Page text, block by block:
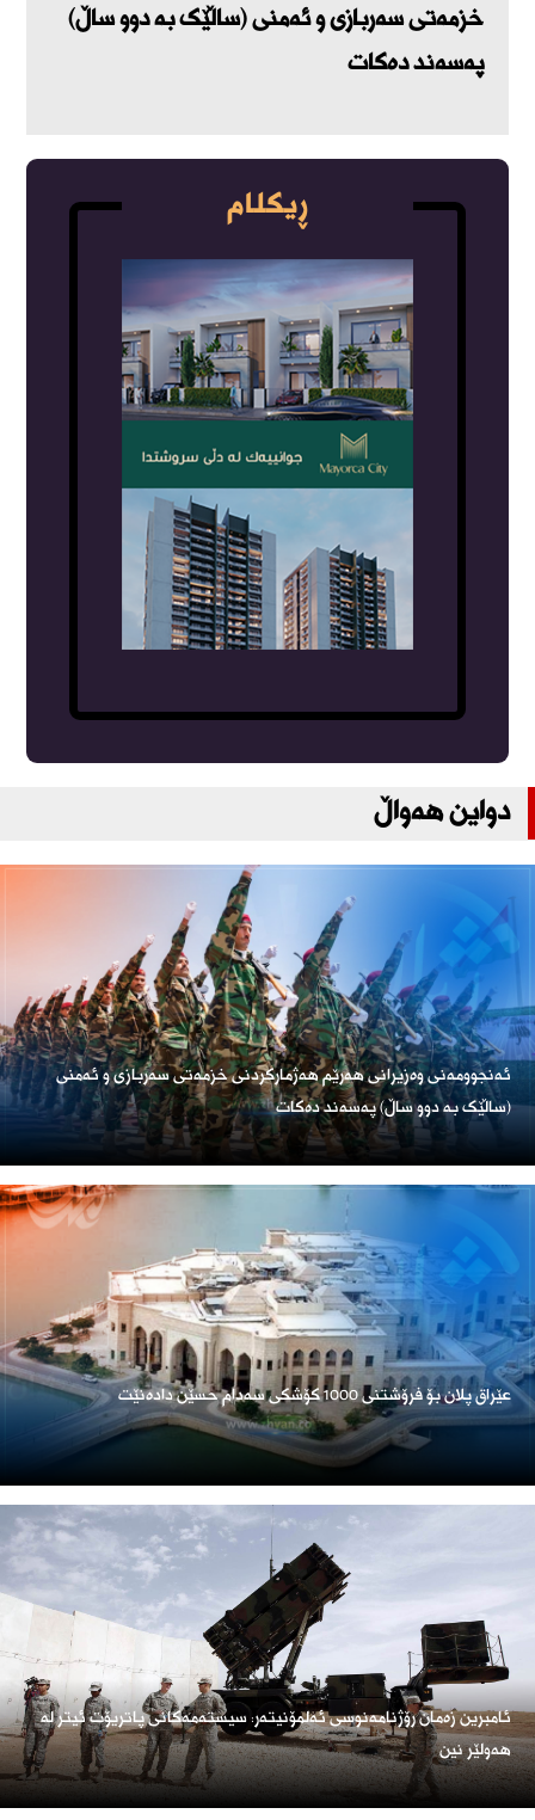
خزمەتی سەربازی و ئەمنی (ساڵێک بە دوو ساڵ)
پەسەند دەکات
ڕیکلام
دواین هەواڵ
ئەنجوومەنی وەزیرانی هەرێم هەژمارکردنی خزمەتی سەربازی و ئەمنی
(ساڵێک بە دوو ساڵ) پەسەند دەکات
عێراق پلان بۆ فرۆشتنی 1000 کۆشکی سەدام حسێن دادەنێت
ئامبرین زەمان رۆژنامەنوسی ئەلمۆنیتەر: سیستەمەکانی پاتریۆت ئیتر لە
هەولێر نین